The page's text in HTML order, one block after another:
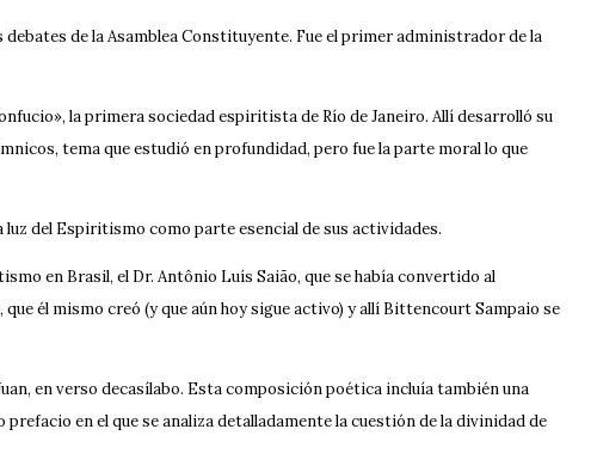
de la Asamblea Constituyente. Fue el primer administrador de la
la primera sociedad espiritista de Río de Janeiro. Allí desarrolló su
tema que estudió en profundidad, pero fue la parte moral lo que
del Espiritismo como parte esencial de sus actividades.
en Brasil, el Dr. Antônio Luís Saião, que se había convertido al
él mismo creó (y que aún hoy sigue activo) y allí Bittencourt Sampaio se
en verso decasílabo. Esta composición poética incluía también una
en el que se analiza detalladamente la cuestión de la divinidad de